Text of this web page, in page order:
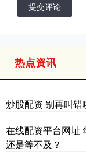
提交评论
热点资讯
炒股配资 别再叫错
在线配资平台网址
还是等不及？